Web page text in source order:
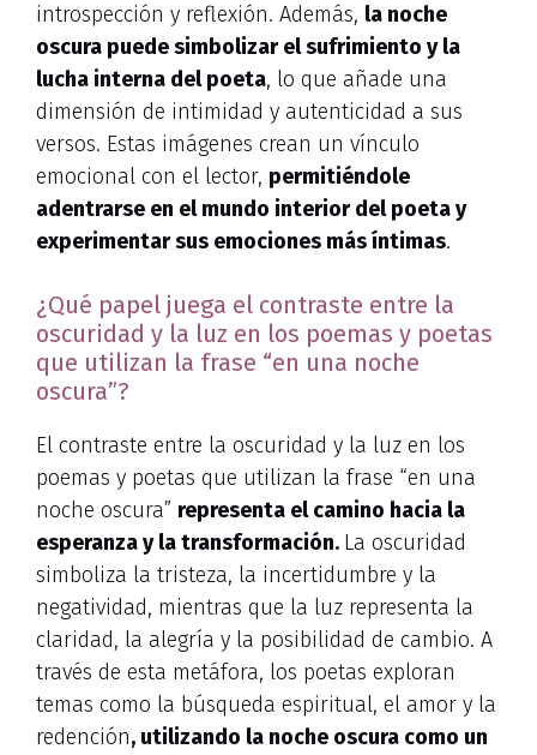
introspección y reflexión. Además, la noche
oscura puede simbolizar el sufrimiento y la
lucha interna del poeta, lo que añade una
dimensión de intimidad y autenticidad a sus
versos. Estas imágenes crean un vínculo
emocional con el lector, permitiéndole
adentrarse en el mundo interior del poeta y
experimentar sus emociones más íntimas.
¿Qué papel juega el contraste entre la
oscuridad y la luz en los poemas y poetas
que utilizan la frase “en una noche
oscura”?
El contraste entre la oscuridad y la luz en los
poemas y poetas que utilizan la frase “en una
noche oscura” representa el camino hacia la
esperanza y la transformación. La oscuridad
simboliza la tristeza, la incertidumbre y la
negatividad, mientras que la luz representa la
claridad, la alegría y la posibilidad de cambio. A
través de esta metáfora, los poetas exploran
temas como la búsqueda espiritual, el amor y la
redención, utilizando la noche oscura como un